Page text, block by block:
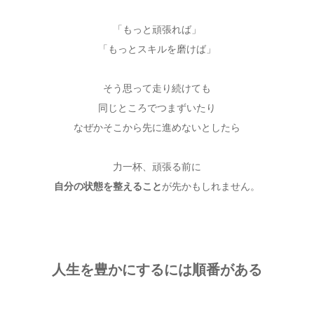
「もっと頑張れば」
「もっとスキルを磨けば」
そう思って走り続けても
同じところでつまずいたり
なぜかそこから先に進めないとしたら
力一杯、頑張る前に
自分の状態を整えることが先かもしれません。
人生を豊かにするには順番がある